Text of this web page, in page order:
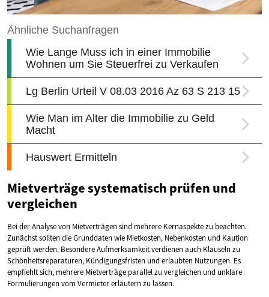
Mietverträge systematisch prüfen und
vergleichen
Bei der Analyse von Mietverträgen sind mehrere Kernaspekte zu beachten.
Zunächst sollten die Grunddaten wie Mietkosten, Nebenkosten und Kaution
geprüft werden. Besondere Aufmerksamkeit verdienen auch Klauseln zu
Schönheitsreparaturen, Kündigungsfristen und erlaubten Nutzungen. Es
empfiehlt sich, mehrere Mietverträge parallel zu vergleichen und unklare
Formulierungen vom Vermieter erläutern zu lassen.